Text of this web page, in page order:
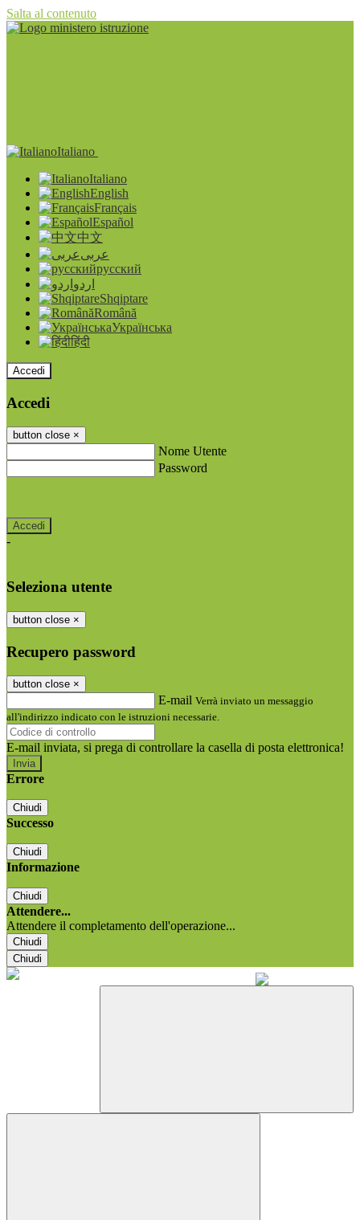
Salta al contenuto
Italiano
Italiano
English
Français
Español
中文
عربى
русский
اردو
Shqiptare
Română
Українська
हिंदी
Accedi
Accedi
button close ×
Nome Utente
Password
-
Seleziona utente
button close ×
Recupero password
button close ×
E-mail Verrà inviato un messaggio
all'indirizzo indicato con le istruzioni necessarie.
E-mail inviata, si prega di controllare la casella di posta elettronica!
Errore
Chiudi
Successo
Chiudi
Informazione
Chiudi
Attendere...
Attendere il completamento dell'operazione...
Chiudi
Chiudi